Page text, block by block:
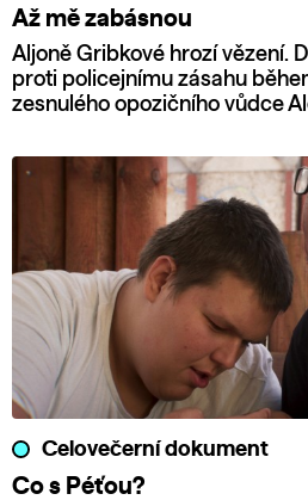
Až mě zabásnou
Aljoně Gribkové hrozí vězení.
proti policejnímu zásahu
zesnulého opozičního vůdce
Celovečerní dokument
Co s Péťou?